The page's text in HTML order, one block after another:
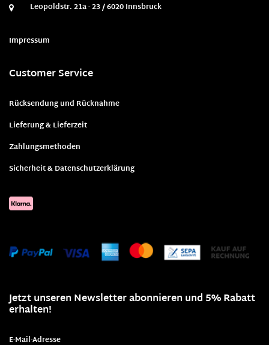
Leopoldstr. 21a - 23 / 6020 Innsbruck
Impressum
Customer Service
Rücksendung und Rücknahme
Lieferung & Lieferzeit
Zahlungsmethoden
Sicherheit & Datenschutzerklärung
Jetzt unseren Newsletter abonnieren und 5% Rabatt
erhalten!
E-Mail-Adresse